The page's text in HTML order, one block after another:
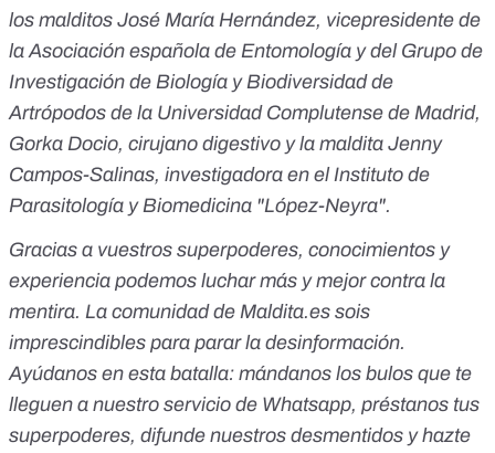
los malditos José María Hernández, vicepresidente de
la Asociación española de Entomología y del Grupo de
Investigación de Biología y Biodiversidad de
Artrópodos de la Universidad Complutense de Madrid,
Gorka Docio, cirujano digestivo y la maldita Jenny
Campos-Salinas, investigadora en el Instituto de
Parasitología y Biomedicina "López-Neyra".
Gracias a vuestros superpoderes, conocimientos y
experiencia podemos luchar más y mejor contra la
mentira. La comunidad de Maldita.es sois
imprescindibles para parar la desinformación.
Ayúdanos en esta batalla: mándanos los bulos que te
lleguen a nuestro servicio de Whatsapp, préstanos tus
superpoderes, difunde nuestros desmentidos yhazte